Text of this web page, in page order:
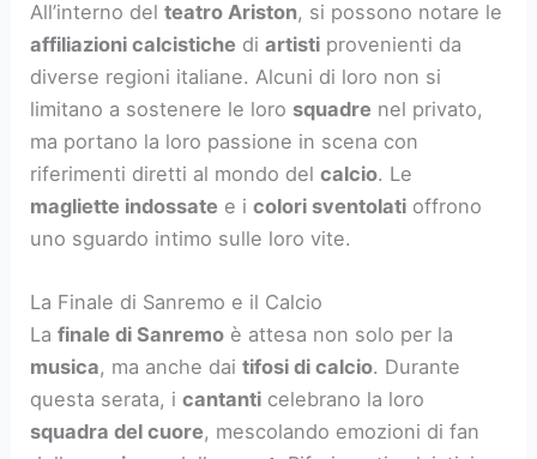
All’interno delteatro Ariston, si possono notare le
affiliazioni calcistichediartisti provenienti da
diverse regioni italiane. Alcuni di loro non si
limitano a sostenere le lorosquadrenel privato,
ma portano la loro passione in scena con